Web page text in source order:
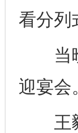
看分列
当晚
迎宴会
王毅
“刷